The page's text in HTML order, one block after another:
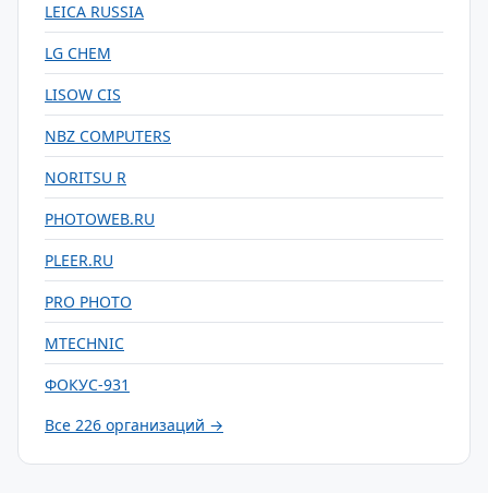
LEICA RUSSIA
LG CHEM
LISOW CIS
NBZ COMPUTERS
NORITSU R
PHOTOWEB.RU
PLEER.RU
PRO PHOTO
MTECHNIC
ФОКУС-931
Все 226 организаций →